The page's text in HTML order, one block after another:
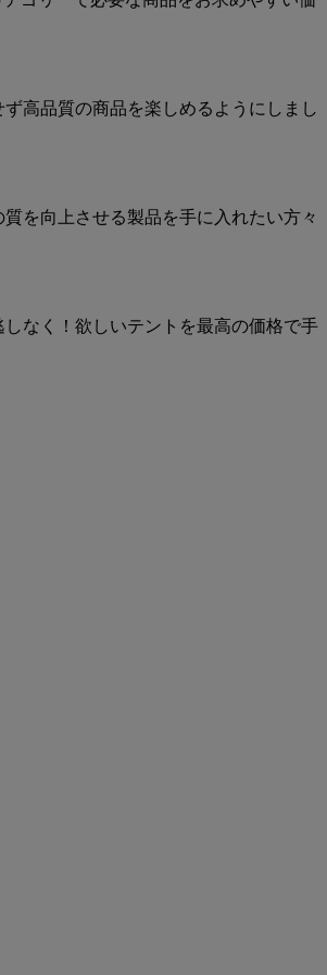
高品質の商品を楽しめるようにしまし
を向上させる製品を手に入れたい方々
なく！欲しいテントを最高の価格で手